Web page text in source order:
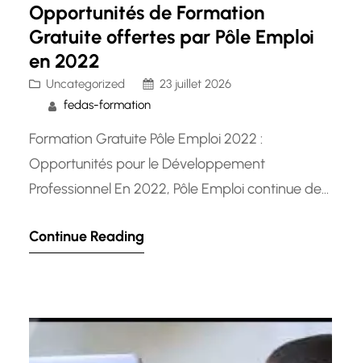
Opportunités de Formation
Gratuite offertes par Pôle Emploi
en 2022
Uncategorized
23 juillet 2026
fedas-formation
Formation Gratuite Pôle Emploi 2022 :
Opportunités pour le Développement
Professionnel En 2022, Pôle Emploi continue de
parcours de reconversion et de développement
une opportunité précieuse pour acquérir de
nouvelles compétences, se spécialiser dans un
Continue Reading